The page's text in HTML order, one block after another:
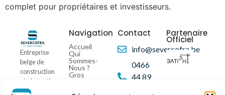
complet pour propriétaires et investisseurs.
Entreprise
belge de
construction
et rénovation,
SEVERCOFRA
Navigation
Accueil
Qui
Sommes-
Nous ?
Gros
Contact
info@severcofra.be
0466
44 89
Partenaire
Officiel